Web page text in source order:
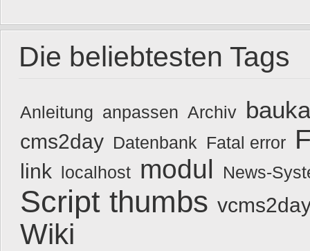
Die beliebtesten Tags
Anleitung anpassen Archiv
cms2day Datenbank Fatal error
link localhost modul News-
Script thumbs
Wiki